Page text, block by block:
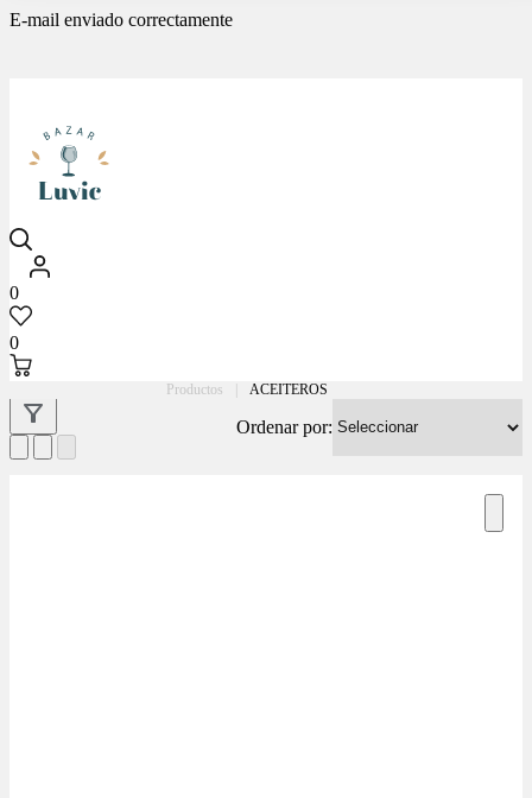
E-mail enviado correctamente
Luvic
0
0
Productos ACEITEROS
Ordenar por: